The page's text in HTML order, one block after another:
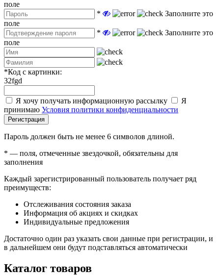
поле
*
Заполните это
поле
*
Заполните это
поле
*Код с картинки:
32fgd
Я хочу получать информационную рассылку
Я
принимаю Условия политики конфиденциальности
Регистрация
Пароль должен быть не менее 6 символов длиной.
* — поля, отмеченные звездочкой, обязательны для
заполнения
Каждый зарегистрированный пользователь получает ряд
преимуществ:
Отслеживания состояния заказа
Информация об акциях и скидках
Индивидуальные предложения
Достаточно один раз указать свои данные при регистрации, и
в дальнейшем они будут подставляться автоматически
Каталог товаров